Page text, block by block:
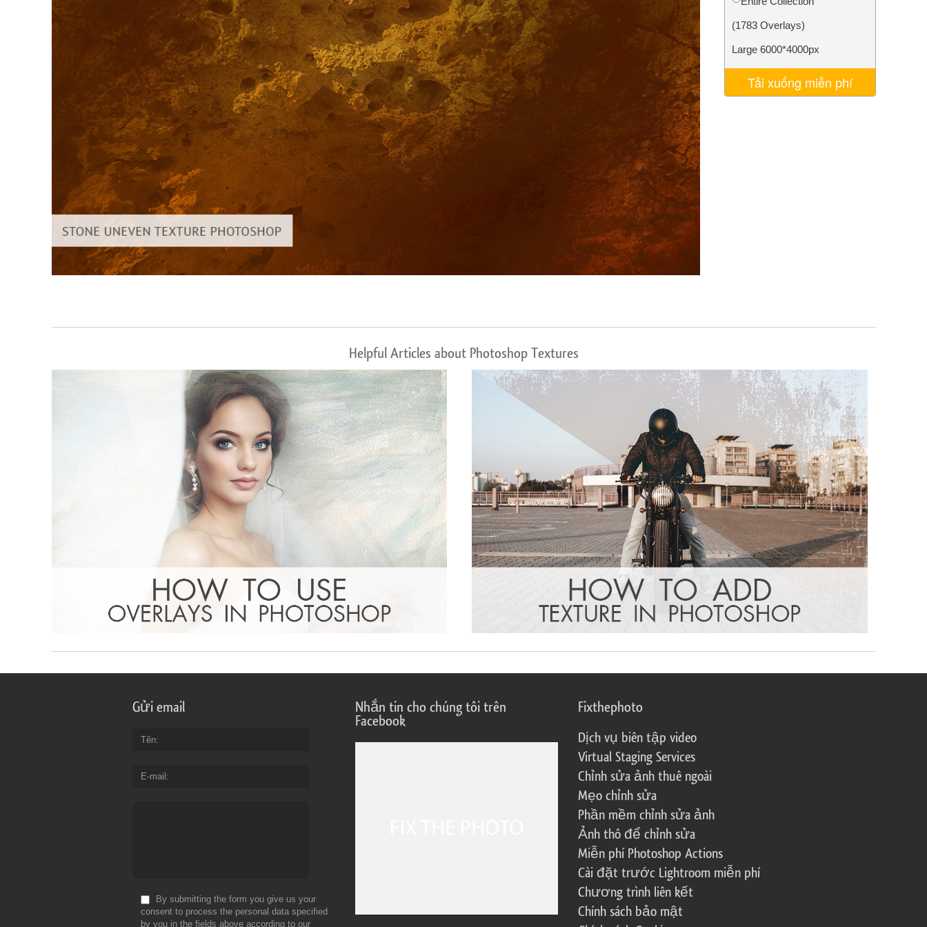
Dịch vụ chỉnh sửa sản phẩm Dịch vụ sửa lại đồ trang sức Dữ liệu Đào tạo AI Video Editing Services
(1783 Overlays)
Large 6000*4000px
Tải xuống miễn phí
Helpful Articles about Photoshop Textures
Gửi email
Tên
E-mail
By submitting the form you give us your
consent to process the personal data specified
by you in the fields above according to our
Nhắn tin cho chúng tôi trên
Facebook
Fixthephoto
Dịch vụ biên tập video
Virtual Staging Services
Chỉnh sửa ảnh thuê ngoài
Mẹo chỉnh sửa
Phần mềm chỉnh sửa ảnh
Ảnh thô để chỉnh sửa
Miễn phí Photoshop Actions
Cài đặt trước Lightroom miễn phí
Chương trình liên kết
Chính sách bảo mật